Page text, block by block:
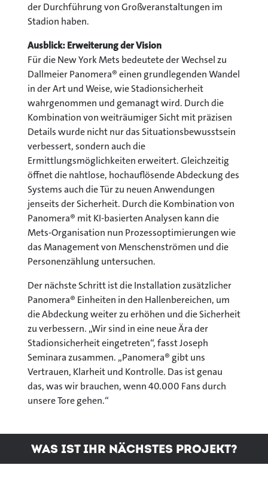
der Durchführung von Großveranstaltungen im
Stadion haben.
Ausblick: Erweiterung der Vision
Für die New York Mets bedeutete der Wechsel zu
Dallmeier Panomera® einen grundlegenden Wandel
in der Art und Weise, wie Stadionsicherheit
wahrgenommen und gemanagt wird. Durch die
Kombination von weiträumiger Sicht mit präzisen
Details wurde nicht nur das Situationsbewusstsein
verbessert, sondern auch die
Ermittlungsmöglichkeiten erweitert. Gleichzeitig
öffnet die nahtlose, hochauflösende Abdeckung des
Systems auch die Tür zu neuen Anwendungen
jenseits der Sicherheit. Durch die Kombination von
Panomera® mit KI-basierten Analysen kann die
Mets-Organisation nun Prozessoptimierungen wie
das Management von Menschenströmen und die
Personenzählung untersuchen.
Der nächste Schritt ist die Installation zusätzlicher
Panomera® Einheiten in den Hallenbereichen, um
die Abdeckung weiter zu erhöhen und die Sicherheit
zu verbessern. „Wir sind in eine neue Ära der
Stadionsicherheit eingetreten“, fasst Joseph
Seminara zusammen. „Panomera® gibt uns
Vertrauen, Klarheit und Kontrolle. Das ist genau
das, was wir brauchen, wenn 40.000 Fans durch
unsere Tore gehen.“
Was ist Ihr nächstes Projekt?